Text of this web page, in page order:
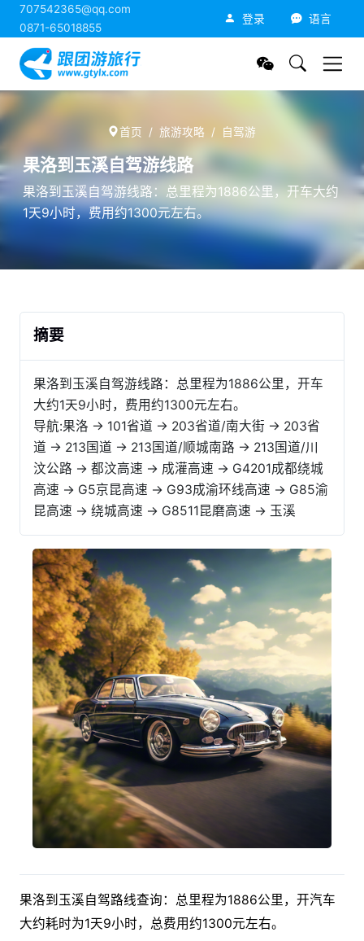
707542365@qq.com
0871-65018855
登录 语言
首页 旅游攻略 自驾游
果洛到玉溪自驾游线路
果洛到玉溪自驾游线路：总里程为1886公里，开车大约
1天9小时，费用约1300元左右。
摘要
果洛到玉溪自驾游线路：总里程为1886公里，开车
大约1天9小时，费用约1300元左右。
导航:果洛 → 101省道 → 203省道/南大街 → 203省
道 → 213国道 → 213国道/顺城南路 → 213国道/川
汶公路 → 都汶高速 → 成灌高速 → G4201成都绕城
高速 → G5京昆高速 → G93成渝环线高速 → G85渝
昆高速 → 绕城高速 → G8511昆磨高速 → 玉溪
果洛到玉溪自驾路线查询：总里程为1886公里，开汽车
大约耗时为1天9小时，总费用约1300元左右。